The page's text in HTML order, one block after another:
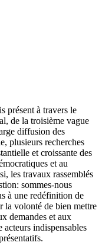
présent à travers le
de la troisième vague
diffusion des
plusieurs recherches
et croissante des
et au
les travaux rassemblés
sommes-nous
à une redéfinition de
la volonté de bien mettre
demandes et aux
acteurs indispensables